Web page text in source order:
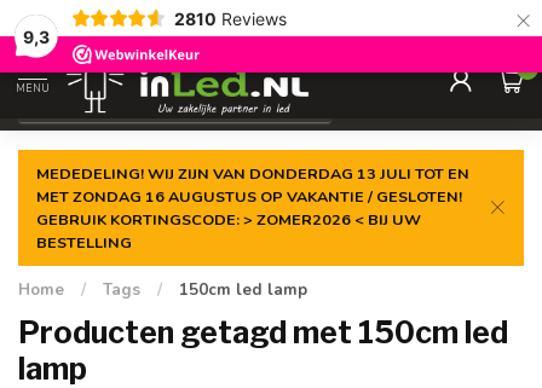
9,3
2810 Reviews ×
Gegarandeerde delaagste prijs
MENU
0
MEDEDELING! WIJ ZIJN VAN DONDERDAG 13 JULI TOT EN
MET ZONDAG 16 AUGUSTUS OP VAKANTIE / GESLOTEN!
GEBRUIK KORTINGSCODE: > ZOMER2026 < BIJ UW
BESTELLING
Home / Tags / 150cm led lamp
Producten getagd met 150cm led
lamp